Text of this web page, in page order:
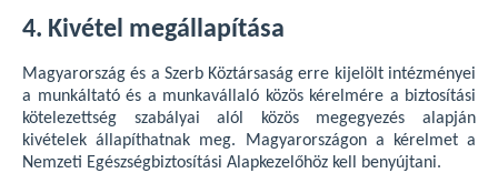
4. Kivétel megállapítása
Magyarország és a Szerb Köztársaság erre kijelölt intézményei
a munkáltató és a munkavállaló közös kérelmére a biztosítási
kötelezettség szabályai alól közös megegyezés alapján
kivételek állapíthatnak meg. Magyarországon a kérelmet a
Nemzeti Egészségbiztosítási Alapkezelőhöz kell benyújtani.